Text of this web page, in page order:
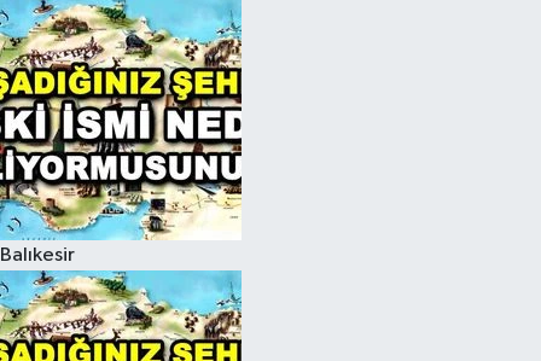
Balıkesir